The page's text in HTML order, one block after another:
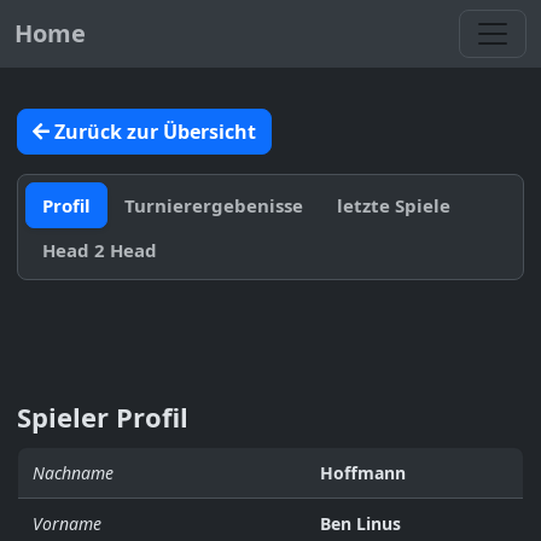
Home
Zurück zur Übersicht
Profil Turnierergebenisse
letzte Spiele
Head 2 Head
Spieler Profil
Nachname Hoffmann
Vorname Ben Linus